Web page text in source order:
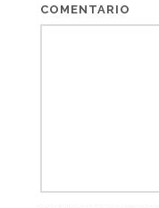
COMENTARIO